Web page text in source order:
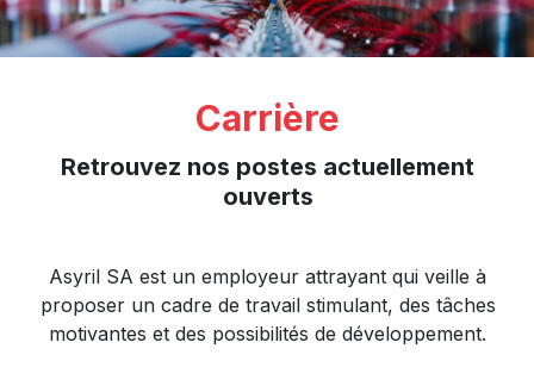
Carrière
Retrouvez nos postes actuellement
ouverts
Asyril SA est un employeur attrayant qui veille à
proposer un cadre de travail stimulant, des tâches
motivantes et des possibilités de développement.